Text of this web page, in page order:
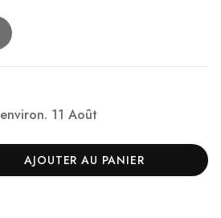
environ. 11 Août
AJOUTER AU PANIER